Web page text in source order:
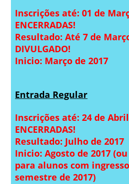
Inscrições até: 01 de
ENCERRADAS!
Resultado: Até 7 de
DIVULGADO!
Inicio: Março de 2017
Entrada Regular
Inscrições até: 24 de
ENCERRADAS!
Resultado: Julho de 2017
Inicio: Agosto de 2017
para alunos com
semestre de 2017)